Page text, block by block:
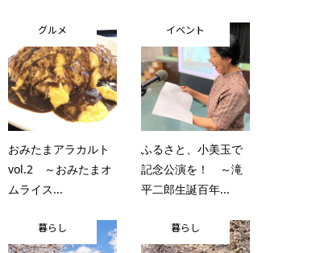
グルメ
おみたまアラカルト
vol.2 ～おみたまオ
ムライス...
イベント
ふるさと、小美玉で
記念公演を！ ～滝
平二郎生誕百年...
暮らし 暮らし